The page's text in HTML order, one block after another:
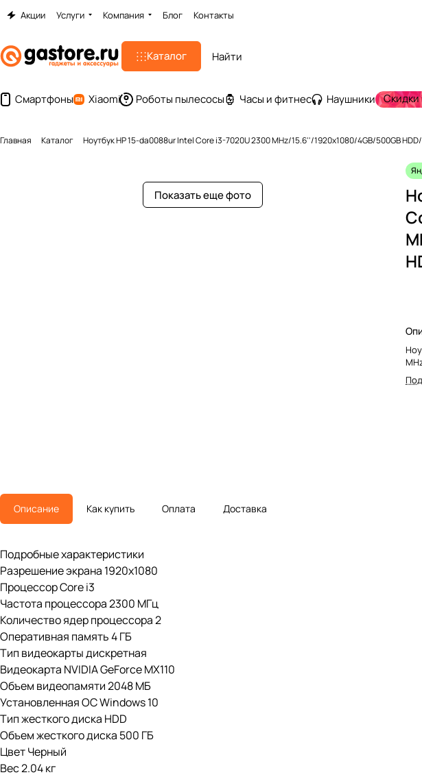
Акции Услуги Компания Блог Контакты
Каталог
Смартфоны Xiaomi Роботы пылесосы Часы и фитнес Наушники Скидки
Главная Каталог Ноутбук HP 15-da0088ur Intel Core i3-7020U 2300 MHz/15.6''/1920x1080/4GB/500GB HDD/
Показать еще фото
Описание Как купить Оплата Доставка
Подробные характеристики
Разрешение экрана 1920x1080
Процессор Core i3
Частота процессора 2300 МГц
Количество ядер процессора 2
Оперативная память 4 ГБ
Тип видеокарты дискретная
Видеокарта NVIDIA GeForce MX110
Объем видеопамяти 2048 МБ
Установленная ОС Windows 10
Тип жесткого диска HDD
Объем жесткого диска 500 ГБ
Цвет Черный
Вес 2.04 кг